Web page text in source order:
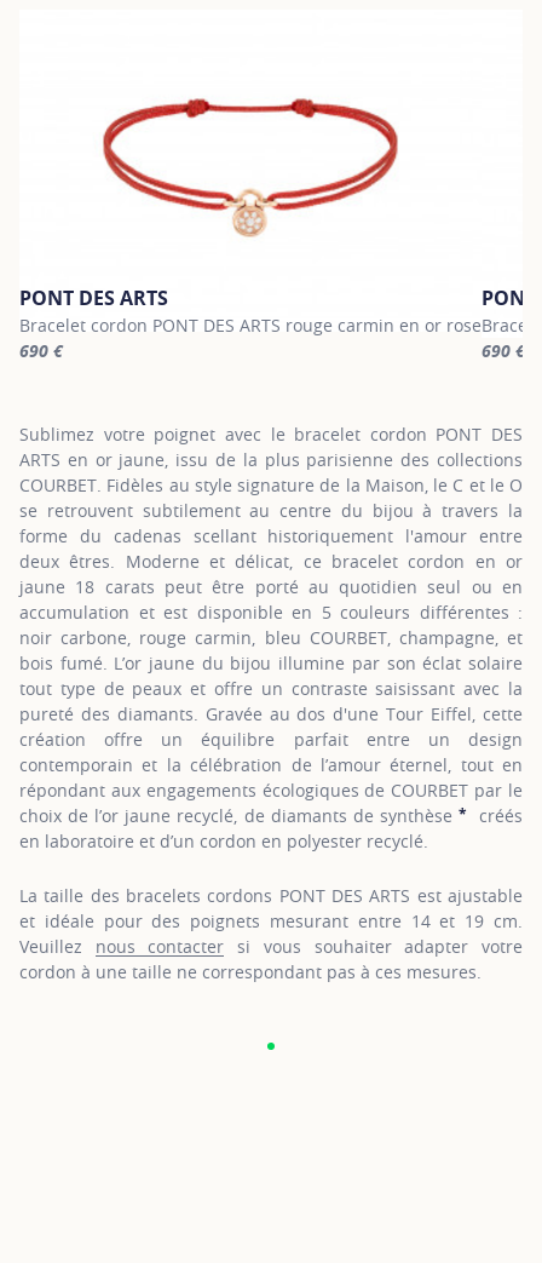
PONT DES ARTS
Bracelet cordon PONT DES ARTS rouge carmin en or rose
690 €
PONT
690 €
Sublimez votre poignet avec le bracelet cordon PONT DES
ARTS en or jaune, issu de la plus parisienne des collections
COURBET. Fidèles au style signature de la Maison, le C et le O
se retrouvent subtilement au centre du bijou à travers la
forme du cadenas scellant historiquement l'amour entre
deux êtres. Moderne et délicat, ce bracelet cordon en or
jaune 18 carats peut être porté au quotidien seul ou en
accumulation et est disponible en 5 couleurs différentes :
noir carbone, rouge carmin, bleu COURBET, champagne, et
bois fumé. L’or jaune du bijou illumine par son éclat solaire
tout type de peaux et offre un contraste saisissant avec la
pureté des diamants. Gravée au dos d'une Tour Eiffel, cette
création offre un équilibre parfait entre un design
contemporain et la célébration de l’amour éternel, tout en
répondant aux engagements écologiques de COURBET par le
choix de l’or jaune recyclé, de diamants de synthèse*
créés
en laboratoire et d’un cordon en polyester recyclé.
La taille des bracelets cordons PONT DES ARTS est ajustable
et idéale pour des poignets mesurant entre 14 et 19 cm.
Veuillez nous contacter si vous souhaiter adapter votre
cordon à une taille ne correspondant pas à ces mesures.